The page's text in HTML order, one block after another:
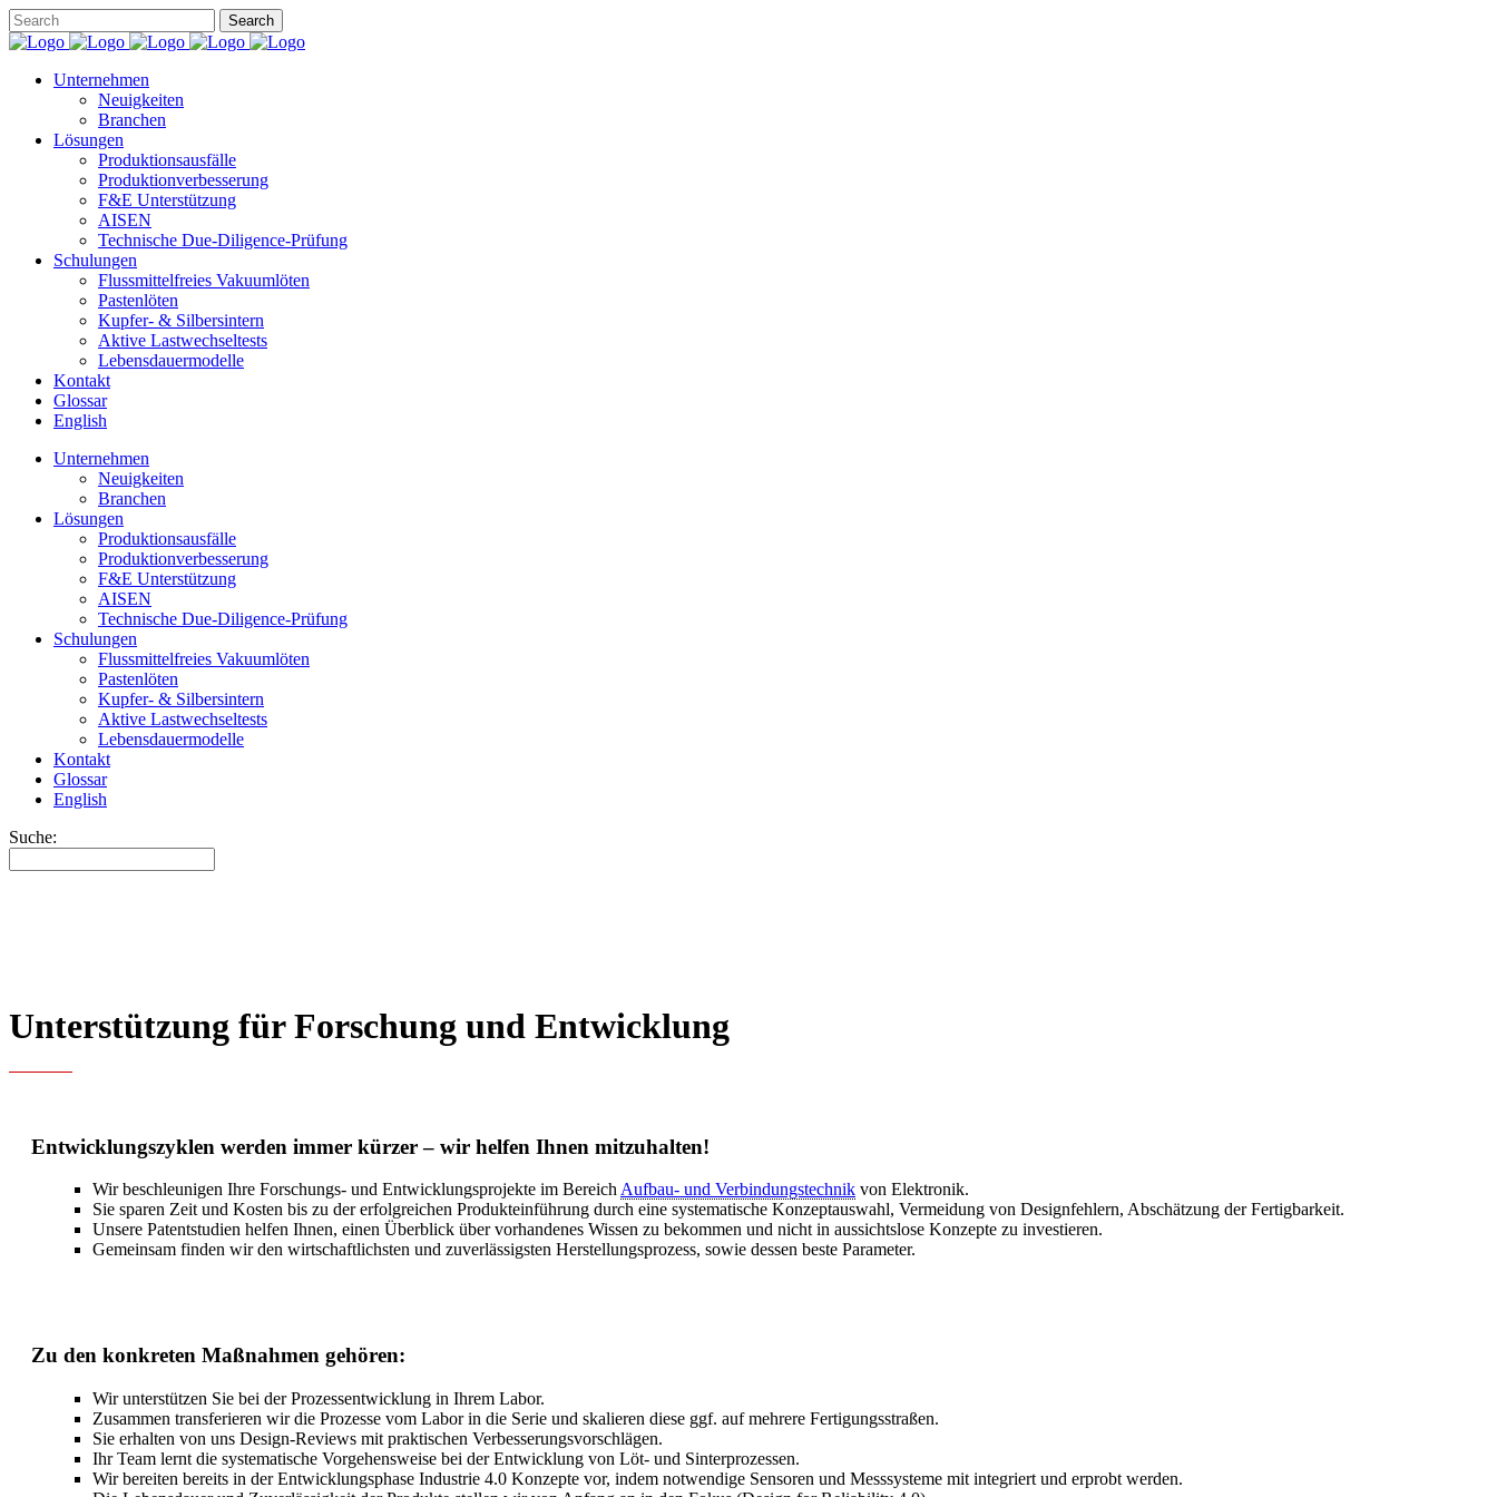
Unternehmen
Neuigkeiten
Branchen
Lösungen
Produktionsausfälle
Produktionverbesserung
F&E Unterstützung
AISEN
Technische Due-Diligence-Prüfung
Schulungen
Flussmittelfreies Vakuumlöten
Pastenlöten
Kupfer- & Silbersintern
Aktive Lastwechseltests
Lebensdauermodelle
Kontakt
Glossar
English
Unternehmen
Neuigkeiten
Branchen
Lösungen
Produktionsausfälle
Produktionverbesserung
F&E Unterstützung
AISEN
Technische Due-Diligence-Prüfung
Schulungen
Flussmittelfreies Vakuumlöten
Pastenlöten
Kupfer- & Silbersintern
Aktive Lastwechseltests
Lebensdauermodelle
Kontakt
Glossar
English
Suche:
Unterstützung für Forschung und Entwicklung
Entwicklungszyklen werden immer kürzer – wir helfen Ihnen mitzuhalten!
Wir beschleunigen Ihre Forschungs- und Entwicklungsprojekte im Bereich Aufbau- und Verbindungstechnik von Elektronik.
Sie sparen Zeit und Kosten bis zu der erfolgreichen Produkteinführung durch eine systematische Konzeptauswahl, Vermeidung von Designfehlern, Abschätzung der Fertigbarkeit.
Unsere Patentstudien helfen Ihnen, einen Überblick über vorhandenes Wissen zu bekommen und nicht in aussichtslose Konzepte zu investieren.
Gemeinsam finden wir den wirtschaftlichsten und zuverlässigsten Herstellungsprozess, sowie dessen beste Parameter.
Zu den konkreten Maßnahmen gehören:
Wir unterstützen Sie bei der Prozessentwicklung in Ihrem Labor.
Zusammen transferieren wir die Prozesse vom Labor in die Serie und skalieren diese ggf. auf mehrere Fertigungsstraßen.
Sie erhalten von uns Design-Reviews mit praktischen Verbesserungsvorschlägen.
Ihr Team lernt die systematische Vorgehensweise bei der Entwicklung von Löt- und Sinterprozessen.
Wir bereiten bereits in der Entwicklungsphase Industrie 4.0 Konzepte vor, indem notwendige Sensoren und Messsysteme mit integriert und erprobt werden.